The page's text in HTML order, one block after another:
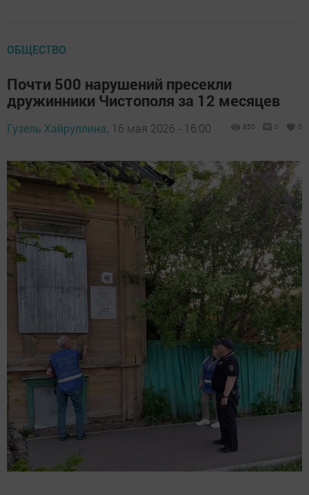
ОБЩЕСТВО
Почти 500 нарушений пресекли
дружинники Чистополя за 12 месяцев
Гузель Хайруллина, 16 мая 2026 - 16:00 850 0 0